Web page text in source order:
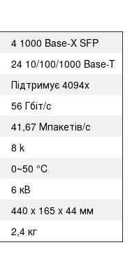
4 1000 Base-X SFP
24 10/100/1000 Base-T
Підтримує 4094х
56 Гбіт/с
41,67 Мпакетів/с
8 k
0~50 °C
6 кВ
440 x 165 x 44 мм
2,4 кг